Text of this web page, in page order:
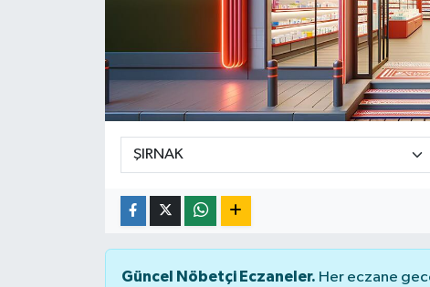
Güncel Nöbetçi Eczaneler. Her eczane